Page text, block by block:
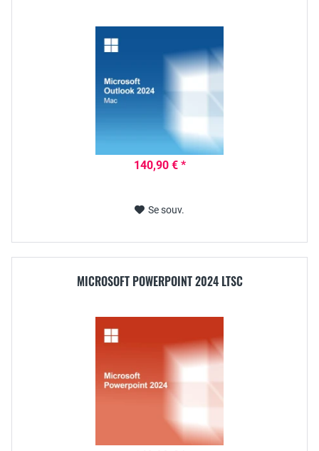
140,90 € *
Se souv.
MICROSOFT POWERPOINT 2024 LTSC